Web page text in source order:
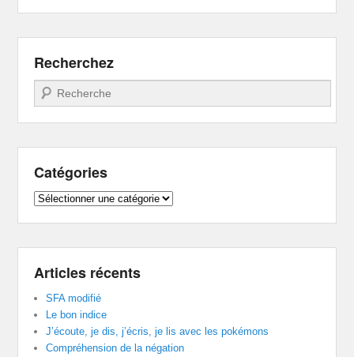
Recherchez
Recherche
Catégories
Catégories
Articles récents
SFA modifié
Le bon indice
J’écoute, je dis, j’écris, je lis avec les pokémons
Compréhension de la négation